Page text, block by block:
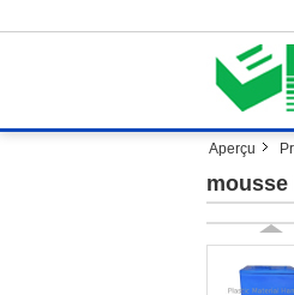
Aperçu